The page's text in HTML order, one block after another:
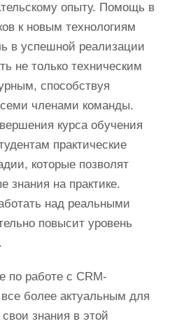
опыту. Помощь в
к новым технологиям
в успешной реализации
не только техническим
способствуя
членами команды.
курса обучения
практические
которые позволят
знания на практике.
над реальными
повысит уровень
по работе с CRM-
более актуальным для
свои знания в этой